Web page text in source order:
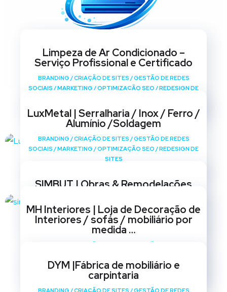
Limpeza de Ar Condicionado –
Serviço Profissional e Certificado
BRANDING /CRIAÇÃO DE SITES /GESTÃO DE REDES
SOCIAIS /MARKETING /OPTIMIZAÇÃO SEO /REDESIGN DE
LuxMetal | Serralharia / Inox / Ferro /
Alumínio /Soldagem
BRANDING /CRIAÇÃO DE SITES /GESTÃO DE REDES
SOCIAIS /MARKETING /OPTIMIZAÇÃO SEO /REDESIGN DE
SITES
SIMBUT | Obras & Remodelações
SOCIAIS /MARKETING OPTIMIZAÇÃO SEO/ REDESIGN DE
SITES
MH Interiores | Loja de Decoração de
Interiores / sofás / mobiliário por
medida …
SITES
DYM |Fábrica de mobiliário e
carpintaria
BRANDING /CRIAÇÃO DE SITES /GESTÃO DE REDES